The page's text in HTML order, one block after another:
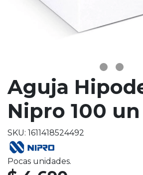
Aguja
Nipro 100 un
SKU: 1611418524492
Pocas unidades.